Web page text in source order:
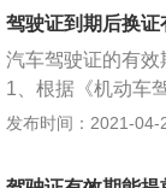
证。3、证件：驾
换证业务，即持
证明原件及复印
彩色照片，就近
式单位办理换证业
驾驶证到期后换
汽车驾驶证的有
1、根据《机动车
机动车驾驶证有
证；3、在机动车
发布时间：2021-04-